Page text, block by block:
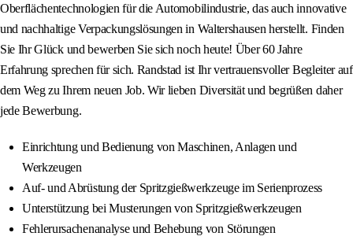
Oberflächentechnologien für die Automobilindustrie, das auch innovative
und nachhaltige Verpackungslösungen in Waltershausen herstellt. Finden
Sie Ihr Glück und bewerben Sie sich noch heute! Über 60 Jahre
Erfahrung sprechen für sich. Randstad ist Ihr vertrauensvoller Begleiter auf
dem Weg zu Ihrem neuen Job. Wir lieben Diversität und begrüßen daher
jede Bewerbung.
Einrichtung und Bedienung von Maschinen, Anlagen und
Werkzeugen
Auf- und Abrüstung der Spritzgießwerkzeuge im Serienprozess
Unterstützung bei Musterungen von Spritzgießwerkzeugen
Fehlerursachenanalyse und Behebung von Störungen